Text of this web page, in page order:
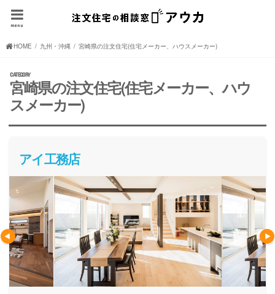
menu
HOME 九州・沖縄の注文住宅(住宅メーカー、ハウスメーカー)
宮崎県の注文住宅(住宅メーカー、ハウスメーカー)
宮崎県の注文住宅(住宅メーカー、ハウ
スメーカー)
アイ工務店